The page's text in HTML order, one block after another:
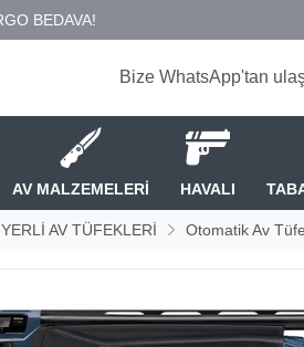
Bize WhatsApp'tan
AV MALZEMELERİ HAVALI
YERLİ AV TÜFEKLERİ Otomatik Av